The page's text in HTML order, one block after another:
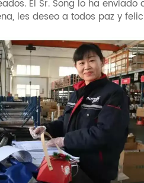
El Sr. Song lo ha
les deseo a todos paz y